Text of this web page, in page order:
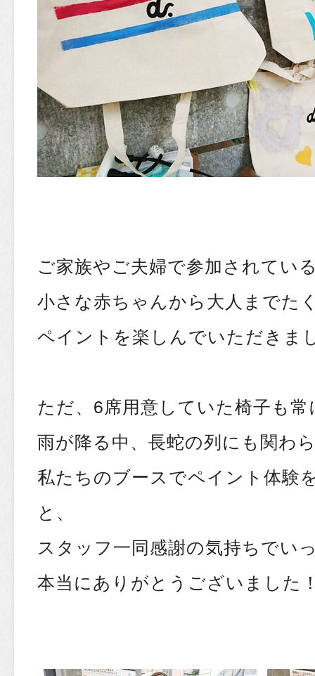
ご家族やご夫婦で参加されてい
小さな赤ちゃんから大人までた
ペイントを楽しんでいただきま
ただ、6席用意していた椅子も
雨が降る中、長蛇の列にも関わ
私たちのブースでペイント体験
と、
スタッフ一同感謝の気持ちでい
本当にありがとうございました